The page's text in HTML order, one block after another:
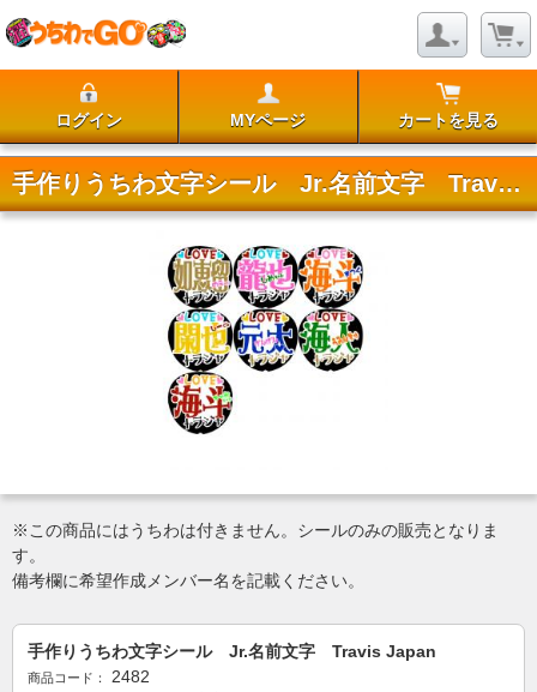
ログイン MYページ カートを見る
手作りうちわ文字シール Jr.名前文字 Travis Japan
※この商品にはうちわは付きません。シールのみの販売となりま
す。
備考欄に希望作成メンバー名を記載ください。
手作りうちわ文字シール Jr.名前文字 Travis Japan
商品コード： 2482